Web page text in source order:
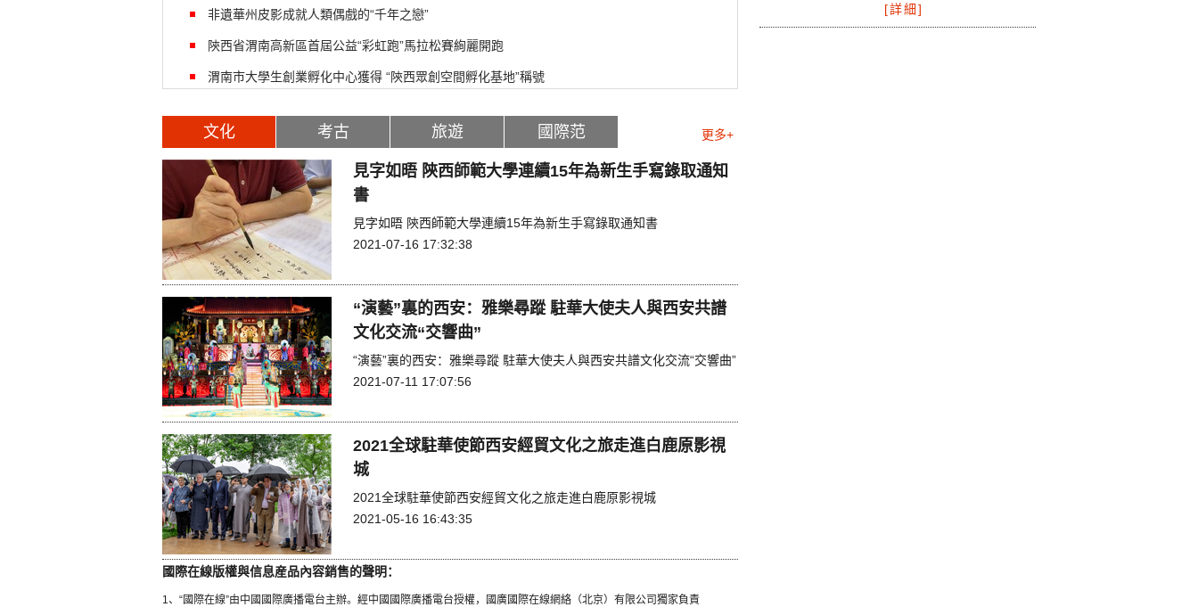
非遺華州皮影成就人類偶戲的“千年之戀”
陝西省渭南高新區首屆公益“彩虹跑”馬拉松賽絢麗開跑
渭南市大學生創業孵化中心獲得 “陝西眾創空間孵化基地”稱號
文化 更多+
考古 旅遊 國際范
見字如晤 陝西師範大學連續15年為新生手寫錄取通知
書
見字如晤 陝西師範大學連續15年為新生手寫錄取通知書
2021-07-16 17:32:38
“演藝”裏的西安：雅樂尋蹤 駐華大使夫人與西安共譜
文化交流“交響曲”
“演藝”裏的西安：雅樂尋蹤 駐華大使夫人與西安共譜文化交流“交響曲”
2021-07-11 17:07:56
2021全球駐華使節西安經貿文化之旅走進白鹿原影視
城
2021全球駐華使節西安經貿文化之旅走進白鹿原影視城
2021-05-16 16:43:35
國際在線版權與信息産品內容銷售的聲明：
1、“國際在線”由中國國際廣播電台主辦。經中國國際廣播電台授權，國廣國際在線網絡（北京）有限公司獨家負責
[詳細]